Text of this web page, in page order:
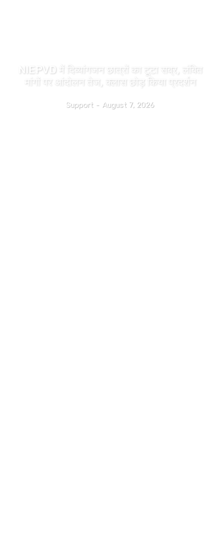
NIEPVD में दिव्यांगजन छात्रों का टूटा सब्र, लंबित
मांगों पर आंदोलन तेज, क्लास छोड़ किया प्रदर्शन
Support - August 7, 2026